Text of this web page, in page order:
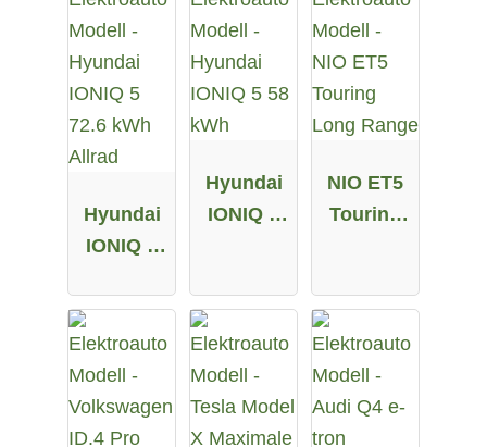
Hyundai
IONIQ 5
Allrad
Hyundai
IONIQ 5
NIO ET5
Touring